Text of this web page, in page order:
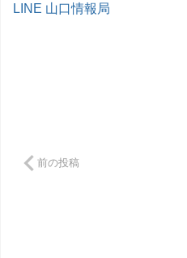
LINE 山口情報局
前の投稿